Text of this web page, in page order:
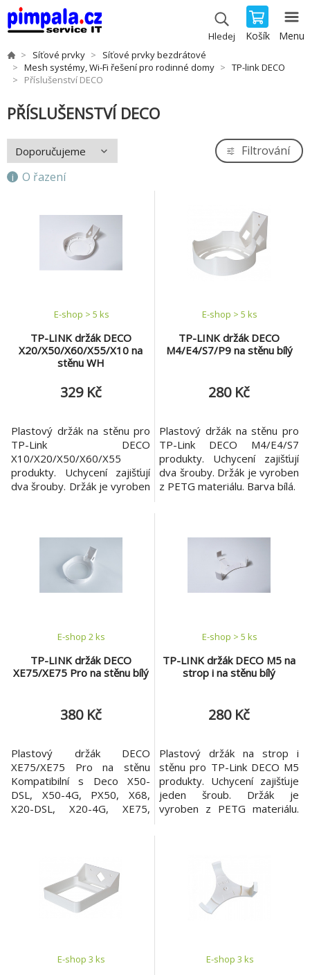
Hledej Košík Menu
Síťové prvky
Síťové prvky bezdrátové
Mesh systémy, Wi-Fi řešení pro rodinné domy
TP-link DECO
Příslušenství DECO
PŘÍSLUŠENSTVÍ DECO
O řazení
Filtrování
TP-LINK držák DECO
X20/X50/X60/X55/X10 na
stěnu WH
E-shop > 5 ks
329 Kč
Plastový držák na stěnu pro
TP-Link DECO
X10/X20/X50/X60/X55
produkty. Uchycení zajišťují
dva šrouby. Držák je vyroben
TP-LINK držák DECO
M4/E4/S7/P9 na stěnu bílý
E-shop > 5 ks
280 Kč
Plastový držák na stěnu pro
TP-Link DECO M4/E4/S7
produkty. Uchycení zajišťují
dva šrouby. Držák je vyroben
z PETG materiálu. Barva bílá.
TP-LINK držák DECO
XE75/XE75 Pro na stěnu bílý
E-shop 2 ks
380 Kč
Plastový držák DECO
XE75/XE75 Pro na stěnu
Kompatibilní s Deco X50-
DSL, X50-4G, PX50, X68,
X20-DSL, X20-4G, XE75,
TP-LINK držák DECO M5 na
strop i na stěnu bílý
E-shop > 5 ks
280 Kč
Plastový držák na strop i
stěnu pro TP-Link DECO M5
produkty. Uchycení zajišťuje
jeden šroub. Držák je
vyroben z PETG materiálu.
E-shop 3 ks E-shop 3 ks